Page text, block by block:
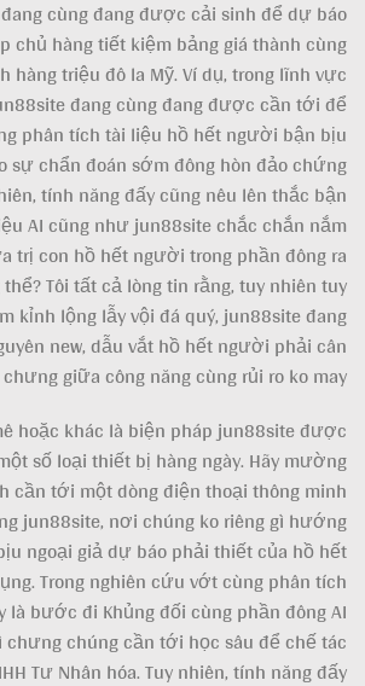
cùng đang được cải sinh để dự báo
chủ hàng tiết kiệm bảng giá thành cùng
hàng triệu đô la Mỹ. Ví dụ, trong lĩnh vực
đang cùng đang được cần tới để
phân tích tài liệu hồ hết người bận bịu
sự chẩn đoán sớm đông hòn đảo chứng
tính năng đấy cũng nêu lên thắc bận
AI cũng như jun88site chắc chắn nắm
trị con hồ hết người trong phần đông ra
Tôi tất cả lòng tin rằng, tuy nhiên tuy
kỉnh lộng lẫy vội đá quý, jun88site đang
new, dẫu vắt hồ hết người phải cân
giữa công năng cùng rủi ro ko may.
hoặc khác là biện pháp jun88site được
số loại thiết bị hàng ngày. Hãy mường
cần tới một dòng điện thoại thông minh
jun88site, nơi chúng ko riêng gì hướng
ngoại giả dự báo phải thiết của hồ hết
Trong nghiên cứu vớt cùng phân tích
là bước đi Khủng đối cùng phần đông AI
chưng chúng cần tới học sâu để chế tác
Tư Nhân hóa. Tuy nhiên, tính năng đấy